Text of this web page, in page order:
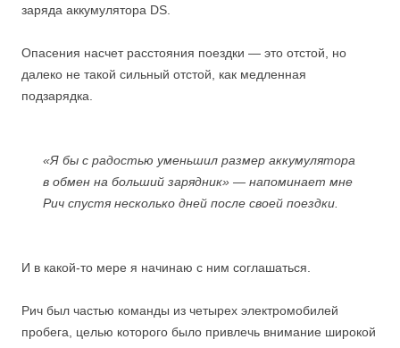
заряда аккумулятора DS.
Опасения насчет расстояния поездки — это отстой, но
далеко не такой сильный отстой, как медленная
подзарядка.
«Я бы с радостью уменьшил размер аккумулятора
в обмен на больший зарядник» — напоминает мне
Рич спустя несколько дней после своей поездки.
И в какой-то мере я начинаю с ним соглашаться.
Рич был частью команды из четырех электромобилей
пробега, целью которого было привлечь внимание широкой